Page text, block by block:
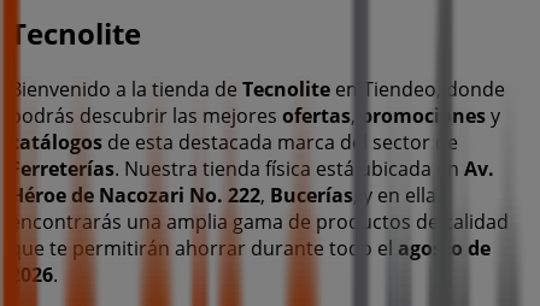
Tecnolite
Bienvenido a la tienda de Tecnolite en Tiendeo, donde
podrás descubrir las mejores ofertas, promocionesy
catálogos de esta destacada marca del sector de
Ferreterías. Nuestra tienda física está ubicada en Av.
Héroe de Nacozari No. 222, Bucerías , y en ella
encontrarás una amplia gama de productos de calidad
que te permitirán ahorrar durante todo el agosto de
2026.